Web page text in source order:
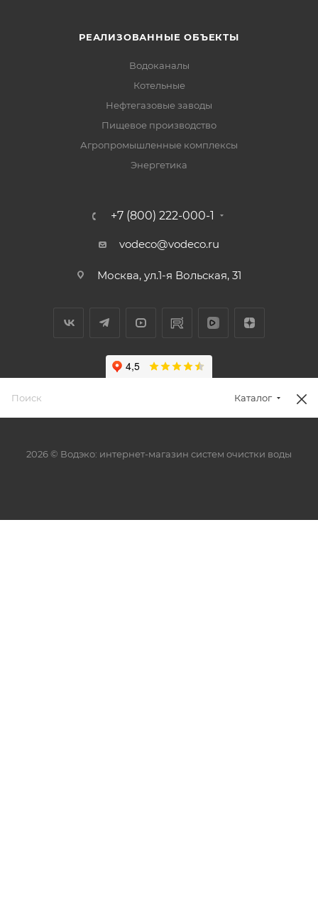
РЕАЛИЗОВАННЫЕ ОБЪЕКТЫ
Водоканалы
Котельные
Нефтегазовые заводы
Пищевое производство
Агропромышленные комплексы
Энергетика
+7 (800) 222-000-1
vodeco@vodeco.ru
Москва, ул.1-я Вольская, 31
2026 © Водэко: интернет-магазин систем очистки воды
Каталог